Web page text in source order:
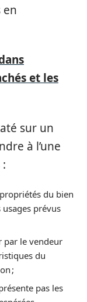
en
et les
sur un
à l’une
du bien
prévus
par le vendeur
du
;
pas les